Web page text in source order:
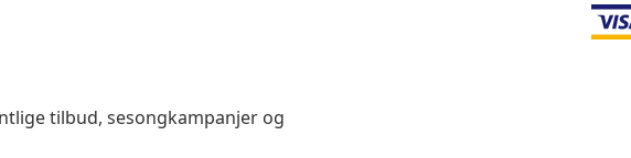
tilbud, sesongkampanjer og